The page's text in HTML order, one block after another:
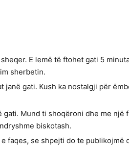
E lemë të ftohet gati 5
sherbetin.
janë gati. Kush ka nostalgji për
gati. Mund ti shoqëroni dhe me një
biskotash.
faqes, se shpejti do te publikojmë